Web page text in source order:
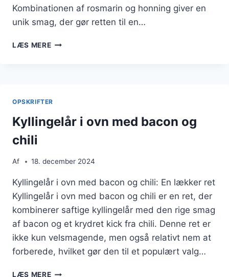
Kombinationen af rosmarin og honning giver en
unik smag, der gør retten til en…
LÆS MEREKYLLINGELÅR
OPSKRIFTER
Kyllingelår i ovn med bacon og
chili
Af 18. december 2024
Kyllingelår i ovn med bacon og chili: En lækker ret
Kyllingelår i ovn med bacon og chili er en ret, der
kombinerer saftige kyllingelår med den rige smag
af bacon og et krydret kick fra chili. Denne ret er
ikke kun velsmagende, men også relativt nem at
forberede, hvilket gør den til et populært valg…
LÆS MEREKYLLINGELÅR